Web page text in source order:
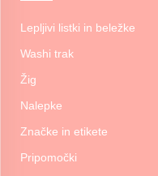
Lepljivi listki in beležke
Washi trak
Žig
Nalepke
Značke in etikete
Pripomočki